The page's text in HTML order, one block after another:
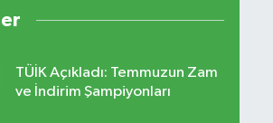
TÜİK Açıkladı: Temmuzun Zam
ve İndirim Şampiyonları